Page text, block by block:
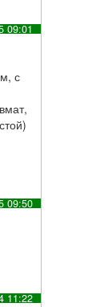
09:01
с
09:50
11:22